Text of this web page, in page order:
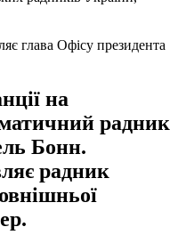
глава Офісу президента
на
радник
Бонн.
радник